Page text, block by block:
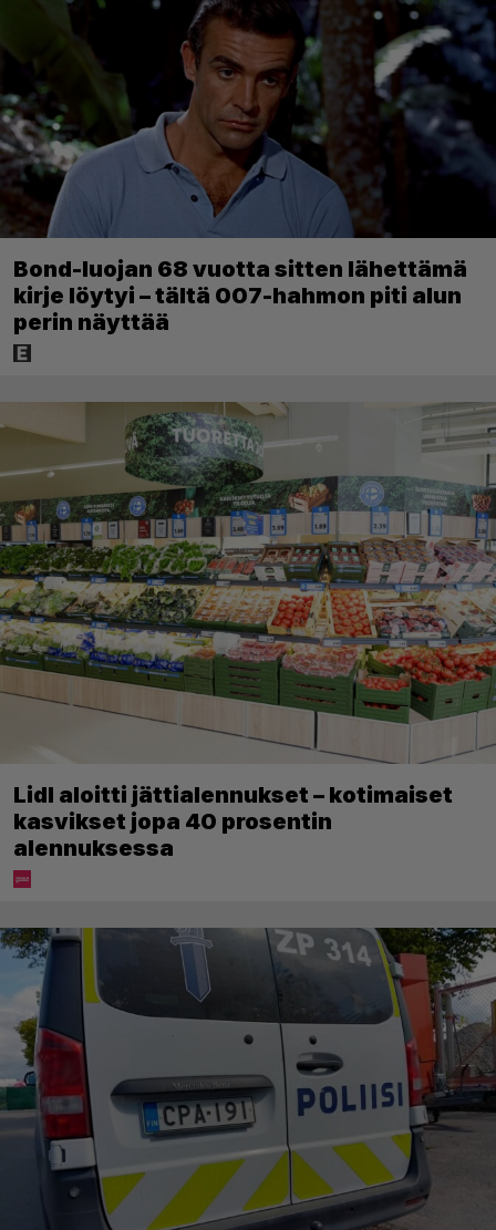
Bond-luojan 68 vuotta sitten lähettämä
kirje löytyi – tältä 007-hahmon piti alun
perin näyttää
Lidl aloitti jättialennukset – kotimaiset
kasvikset jopa 40 prosentin
alennuksessa